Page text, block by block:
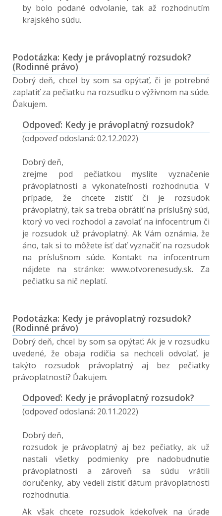
by bolo podané odvolanie, tak až rozhodnutím
krajského súdu.
Podotázka: Kedy je právoplatný rozsudok?
(Rodinné právo)
Dobrý deň, chcel by som sa opýtať, či je potrebné
zaplatiť za pečiatku na rozsudku o výživnom na súde.
Ďakujem.
Odpoveď: Kedy je právoplatný rozsudok?
(odpoveď odoslaná: 02.12.2022)
Dobrý deň,
zrejme pod pečiatkou myslíte vyznačenie
právoplatnosti a vykonateľnosti rozhodnutia. V
prípade, že chcete zistiť či je rozsudok
právoplatný, tak sa treba obrátiť na príslušný súd,
ktorý vo veci rozhodol a zavolať na infocentrum či
je rozsudok už právoplatný. Ak Vám oznámia, že
áno, tak si to môžete ísť dať vyznačiť na rozsudok
na príslušnom súde. Kontakt na infocentrum
nájdete na stránke: www.otvorenesudy.sk. Za
pečiatku sa nič neplatí.
Podotázka: Kedy je právoplatný rozsudok?
(Rodinné právo)
Dobrý deň, chcel by som sa opýtať: Ak je v rozsudku
uvedené, že obaja rodičia sa nechceli odvolať, je
takýto rozsudok právoplatný aj bez pečiatky
právoplatnosti? Ďakujem.
Odpoveď: Kedy je právoplatný rozsudok?
(odpoveď odoslaná: 20.11.2022)
Dobrý deň,
rozsudok je právoplatný aj bez pečiatky, ak už
nastali všetky podmienky pre nadobudnutie
právoplatnosti a zároveň sa súdu vrátili
doručenky, aby vedeli zistiť dátum právoplatnosti
rozhodnutia.
Ak však chcete rozsudok kdekoľvek na úrade